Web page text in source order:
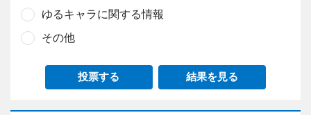
ゆるキャラに関する情報
その他
投票する 結果を見る